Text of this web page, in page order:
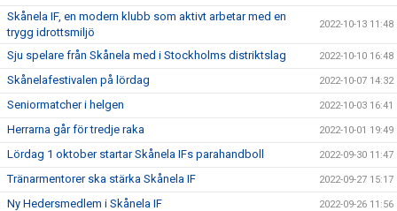
Skånela IF, en modern klubb som aktivt arbetar med en
trygg idrottsmiljö
2022-10-13 11:48
Sju spelare från Skånela med i Stockholms distriktslag 2022-10-10 16:48
Skånelafestivalen på lördag 2022-10-07 14:32
Seniormatcher i helgen 2022-10-03 16:41
Herrarna går för tredje raka 2022-10-01 19:49
Lördag 1 oktober startar Skånela IFs parahandboll 2022-09-30 11:47
Tränarmentorer ska stärka Skånela IF 2022-09-27 15:17
Ny Hedersmedlem i Skånela IF 2022-09-26 11:56